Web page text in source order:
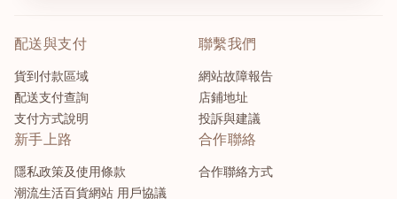
配送與支付
貨到付款區域
配送支付查詢
支付方式說明
聯繫我們
網站故障報告
店鋪地址
投訴與建議
新手上路
隱私政策及使用條款
潮流生活百貨網站 用戶協議
合作聯絡
合作聯絡方式